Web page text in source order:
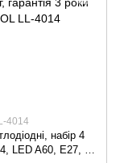
4014
набір 4
LED A60, E27, 10